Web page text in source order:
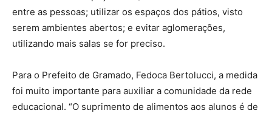
entre as pessoas; utilizar os espaços dos pátios, visto
serem ambientes abertos; e evitar aglomerações,
utilizando mais salas se for preciso.
Para o Prefeito de Gramado, Fedoca Bertolucci, a medida
foi muito importante para auxiliar a comunidade da rede
educacional. “O suprimento de alimentos aos alunos é de